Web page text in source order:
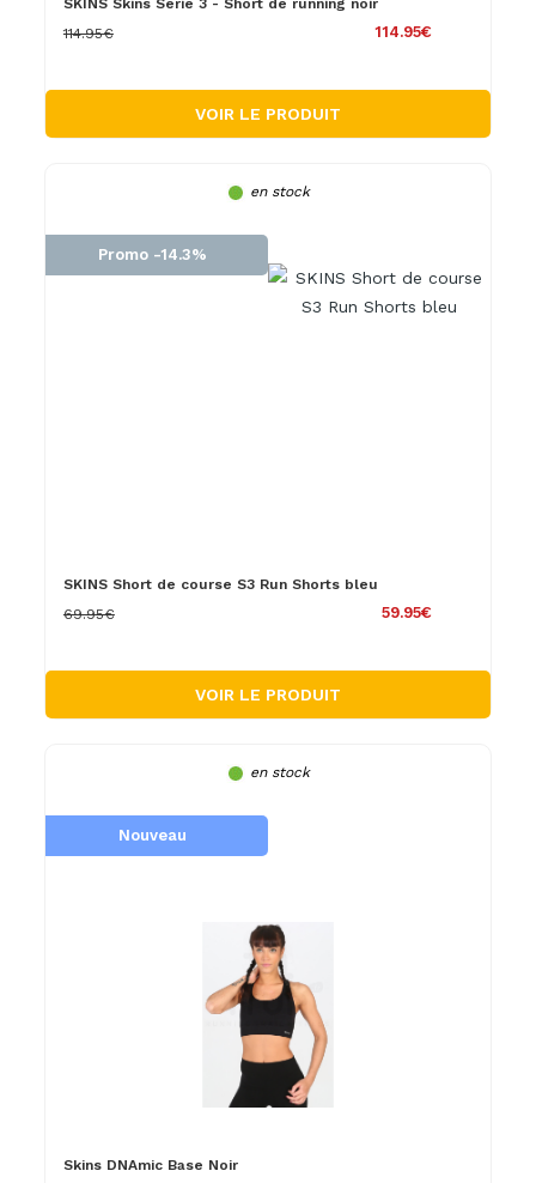
SKINS Skins Serie 3 - Short de running noir
114.95€
114.95€
VOIR LE PRODUIT
en stock
Promo -14.3%
SKINS Short de course S3 Run Shorts bleu
59.95€
69.95€
VOIR LE PRODUIT
en stock
Nouveau
Skins DNAmic Base Noir